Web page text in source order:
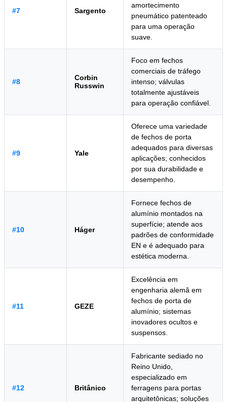
#7 Sargento
amortecimento
pneumático patenteado
para uma operação
suave.
#8
Corbin
Russwin
Foco em fechos
comerciais de tráfego
intenso; válvulas
totalmente ajustáveis
para operação confiável.
#9 Yale
Oferece uma variedade
de fechos de porta
adequados para diversas
aplicações; conhecidos
por sua durabilidade e
desempenho.
#10 Háger
Fornece fechos de
alumínio montados na
superfície; atende aos
padrões de conformidade
EN e é adequado para
estética moderna.
#11 GEZE
Excelência em
engenharia alemã em
fechos de porta de
alumínio; sistemas
inovadores ocultos e
suspensos.
#12 Britânico
Fabricante sediado no
Reino Unido,
especializado em
ferragens para portas
arquitetônicas; soluções